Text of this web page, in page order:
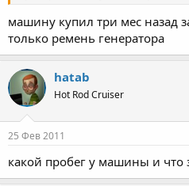
машину купил три мес назад
только ремень генератора
hatab
Hot Rod Cruiser
25 Фев 2011
какой пробег у машины и что